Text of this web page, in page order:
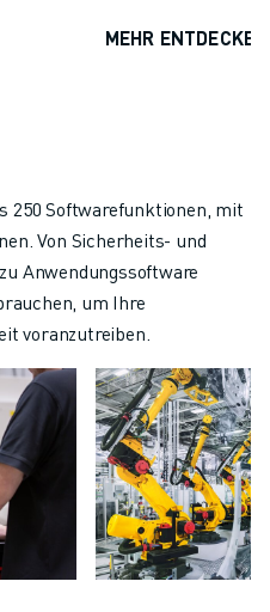
MEHR ENTDECKEN
250 Softwarefunktionen, mit
Von Sicherheits- und
Anwendungssoftware
um Ihre
voranzutreiben.